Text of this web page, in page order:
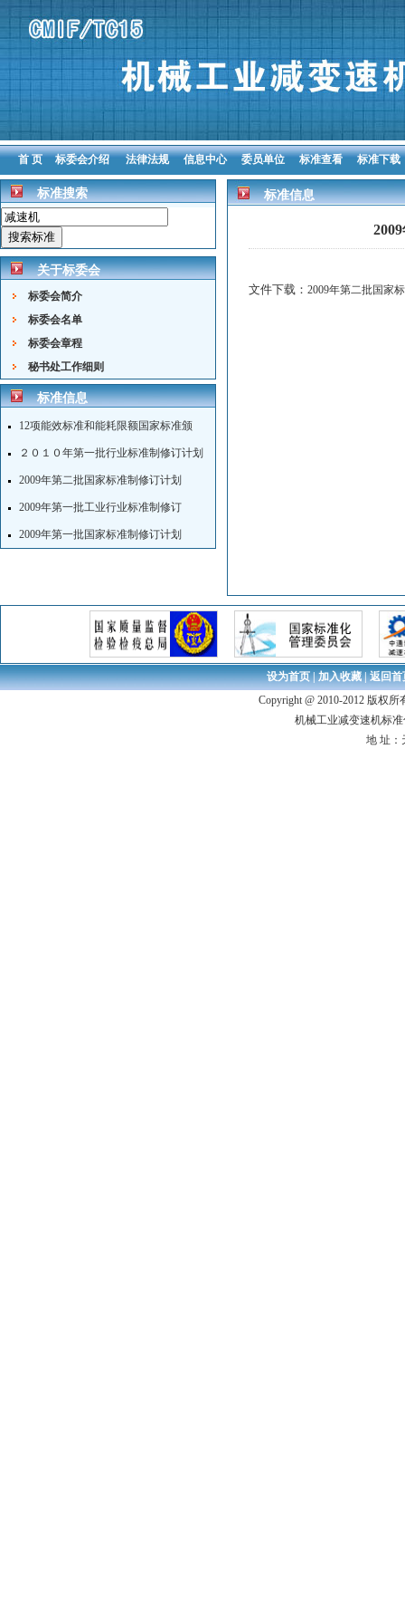
首 页 标委会介绍 法律法规 信息中心 委员单位 标准查看 标准下载
标准搜索
关于标委会
标委会简介
标委会名单
标委会章程
秘书处工作细则
标准信息
12项能效标准和能耗限额国家标准颁
２０１０年第一批行业标准制修订计划
2009年第二批国家标准制修订计划
2009年第一批工业行业标准制修订
2009年第一批国家标准制修订计划
标准信息
文件下载： 2009年第二批国家
设为首页|加入收藏| 返回首
Copyright @ 2010-2012 版权
机械工业减变速机标准
地 址：